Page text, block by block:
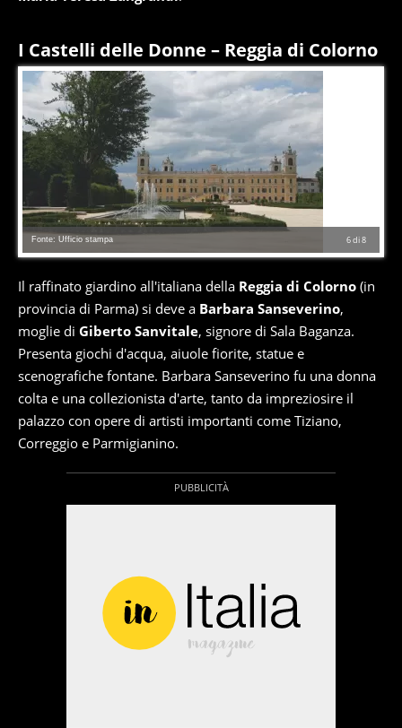
I Castelli delle Donne – Reggia di Colorno
6di8
Fonte: Ufficio stampa
Il raffinato giardino all'italiana della Reggia di Colorno (in
provincia di Parma) si deve a Barbara Sanseverino,
moglie di Giberto Sanvitale, signore di Sala Baganza.
Presenta giochi d'acqua, aiuole fiorite, statue e
scenografiche fontane. Barbara Sanseverino fu una donna
colta e una collezionista d'arte, tanto da impreziosire il
palazzo con opere di artisti importanti come Tiziano,
Correggio e Parmigianino.